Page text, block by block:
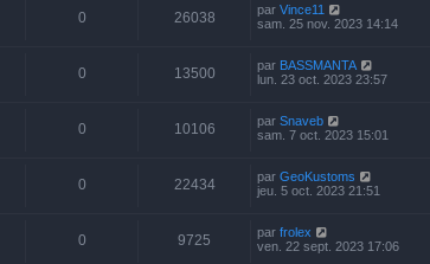
0 26038 par Vince11
sam. 25 nov. 2023 14:14
0 13500 par BASSMANTA
lun. 23 oct. 2023 23:57
0 10106 par Snaveb
sam. 7 oct. 2023 15:01
0 22434 par GeoKustoms
jeu. 5 oct. 2023 21:51
0 9725 par frolex
ven. 22 sept. 2023 17:06